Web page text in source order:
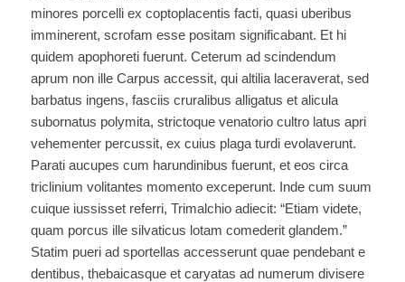
minores porcelli ex coptoplacentis facti, quasi uberibus
imminerent, scrofam esse positam significabant. Et hi
quidem apophoreti fuerunt. Ceterum ad scindendum
aprum non ille Carpus accessit, qui altilia laceraverat, sed
barbatus ingens, fasciis cruralibus alligatus et alicula
subornatus polymita, strictoque venatorio cultro latus apri
vehementer percussit, ex cuius plaga turdi evolaverunt.
Parati aucupes cum harundinibus fuerunt, et eos circa
triclinium volitantes momento exceperunt. Inde cum suum
cuique iussisset referri, Trimalchio adiecit: “Etiam videte,
quam porcus ille silvaticus lotam comederit glandem.”
Statim pueri ad sportellas accesserunt quae pendebant e
dentibus, thebaicasque et caryatas ad numerum divisere